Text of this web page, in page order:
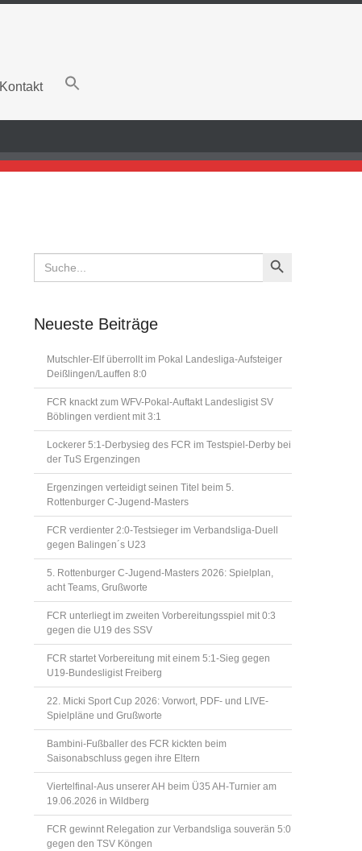
Kontakt
Search
for:
Search Button
Neueste Beiträge
Mutschler-Elf überrollt im Pokal Landesliga-Aufsteiger
Deißlingen/Lauffen 8:0
FCR knackt zum WFV-Pokal-Auftakt Landesligist SV
Böblingen verdient mit 3:1
Lockerer 5:1-Derbysieg des FCR im Testspiel-Derby bei
der TuS Ergenzingen
Ergenzingen verteidigt seinen Titel beim 5.
Rottenburger C-Jugend-Masters
FCR verdienter 2:0-Testsieger im Verbandsliga-Duell
gegen Balingen´s U23
5. Rottenburger C-Jugend-Masters 2026: Spielplan,
acht Teams, Grußworte
FCR unterliegt im zweiten Vorbereitungsspiel mit 0:3
gegen die U19 des SSV
FCR startet Vorbereitung mit einem 5:1-Sieg gegen
U19-Bundesligist Freiberg
22. Micki Sport Cup 2026: Vorwort, PDF- und LIVE-
Spielpläne und Grußworte
Bambini-Fußballer des FCR kickten beim
Saisonabschluss gegen ihre Eltern
Viertelfinal-Aus unserer AH beim Ü35 AH-Turnier am
19.06.2026 in Wildberg
FCR gewinnt Relegation zur Verbandsliga souverän 5:0
gegen den TSV Köngen